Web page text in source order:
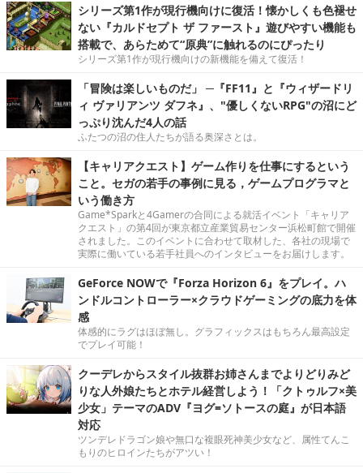
シリーズ第1作が現行機向けに復活！懐かしくも色褪せ
ない『カルドセプト ザ ファースト』遊びやすい機能も
搭載で、あらためて“原典”に触れるのにぴったり
シリーズ第1作が現行機向けの新機能を備えて復活！
「冒険は楽しいものだ」 ─『FF11』と『ウィザードリ
ィ ヴァリアンツ ダフネ』、"優しくないRPG"の沼にど
っぷり沈んだ4人の話
ふたつの沼の住人たちが語る奥深さとは。
【キャリアクエスト】ゲーム作りを仕事にするという
こと。セガの若手の事例に見る，ゲームプログラマと
いう働き方
Game*Sparkと4Gamerの合同による就活イベント「キャリア
クエスト」の第4回が東京都立産業貿易センター浜松町館で開催
されました。このイベントに合わせて取材した、各社の現場で
実際に働いている若手社員へのインタビューをお届けします。
GeForce NOWで『Forza Horizon 6』をプレイ。ハ
ンドルコントローラー×クラウドゲーミングの底力を体
感
体感的にラグはほぼ無し。グラフィックスはもちろん最高設定
でプレイ可能！
クーデレからスタイル抜群お姉さんまでよりどりみど
りな人外娘たちとホテル経営しよう！「クトゥルフ×美
少女」テーマのADV『ヨグ=ソトースの庭』が日本語
対応
ツンデレドラゴン娘や無口な複眼死神美少女など、属性てんこ
もりのヒロインたちがアツい！